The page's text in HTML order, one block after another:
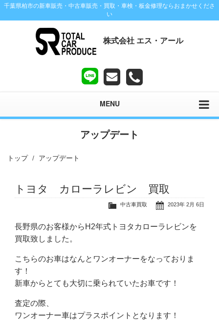
千葉県柏市の新車販売・中古車販売・買取・車検・板金修理ならおまかせくださ
い
株式会社 エス・アール
MENU
アップデート
トップ アップデート
トヨタ カローラレビン 買取
2023年 2月 6日
中古車買取
長野県のお客様からH2年式トヨタカローラレビンを
買取致しました。
こちらのお車はなんとワンオーナーをなっておりま
す！
新車からとても大切に乗られていたお車です！
査定の際、
ワンオーナー車はプラスポイントとなります！